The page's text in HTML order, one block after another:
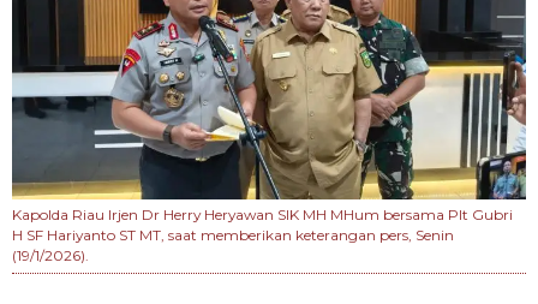
Kapolda Riau Irjen Dr Herry Heryawan SIK MH MHum bersama Plt Gubri
H SF Hariyanto ST MT, saat memberikan keterangan pers, Senin
(19/1/2026).